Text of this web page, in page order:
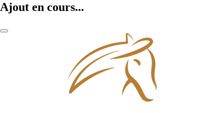
Ajout en cours...